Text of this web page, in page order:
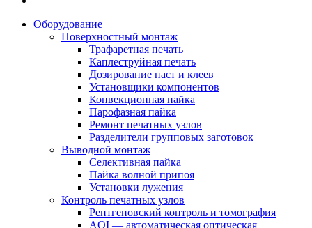
Оборудование
Поверхностный монтаж
Трафаретная печать
Каплеструйная печать
Дозирование паст и клеев
Установщики компонентов
Конвекционная пайка
Парофазная пайка
Ремонт печатных узлов
Разделители групповых заготовок
Выводной монтаж
Селективная пайка
Пайка волной припоя
Установки лужения
Контроль печатных узлов
Рентгеновский контроль и томография
AOI — автоматическая оптическая